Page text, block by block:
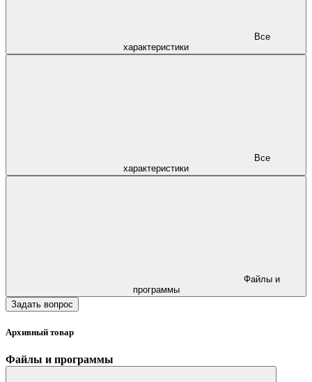
характеристики
характеристики
программы
Задать вопрос
Архивный товар
Файлы и программы